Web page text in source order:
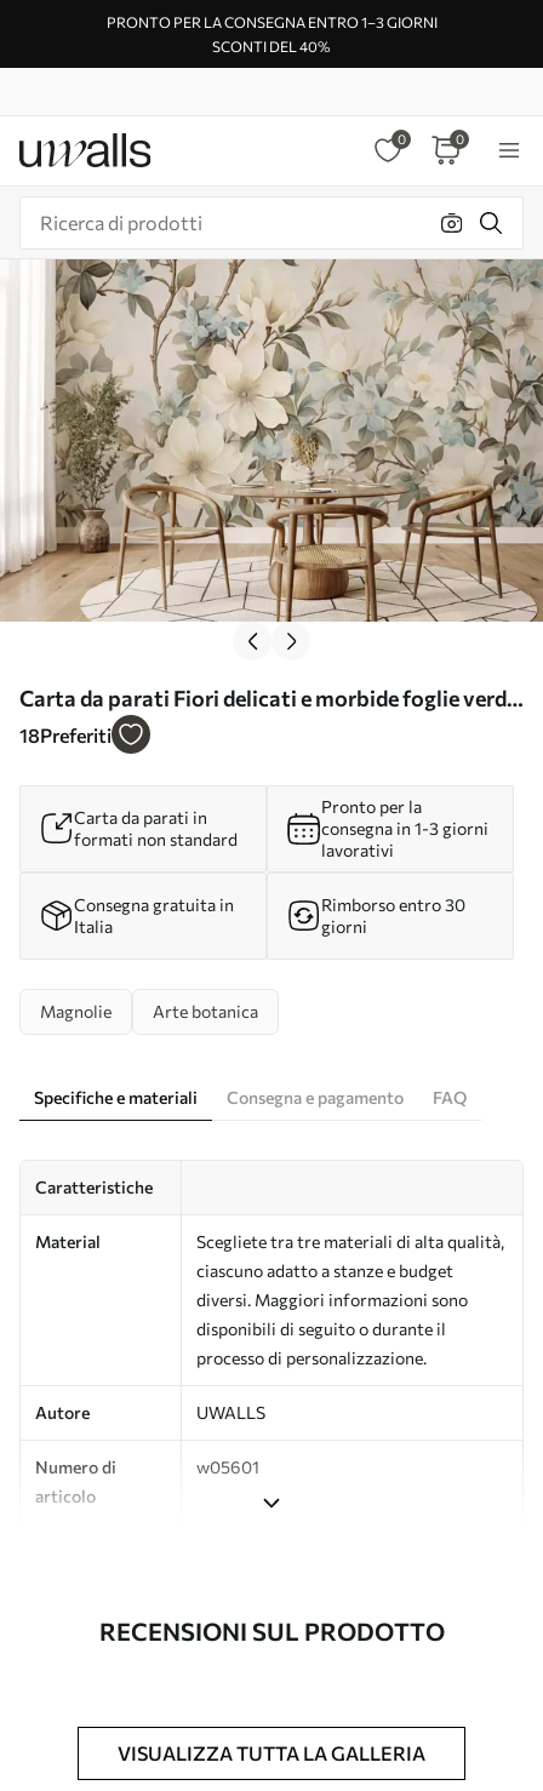
PRONTO PER LA CONSEGNA ENTRO 1–3 GIORNI
SCONTI DEL 40%
0 0
Carta da parati Fiori delicati e morbide foglie verdi
in uno stile vintage pittorico caratterizzato da
18Preferiti
Carta da parati in
formati non standard
Pronto per la
consegna in 1-3 giorni
lavorativi
Consegna gratuita in
Italia
Rimborso entro 30
giorni
Magnolie Arte botanica
Specifiche e materiali Consegna e pagamento FAQ
Caratteristiche
Material
Scegliete tra tre materiali di alta qualità,
ciascuno adatto a stanze e budget
diversi. Maggiori informazioni sono
disponibili di seguito o durante il
processo di personalizzazione.
Autore UWALLS
Numero di
articolo
w05601
Pulizia
La carta da parati può essere pulita
RECENSIONI SUL PRODOTTO
VISUALIZZA TUTTA LA GALLERIA